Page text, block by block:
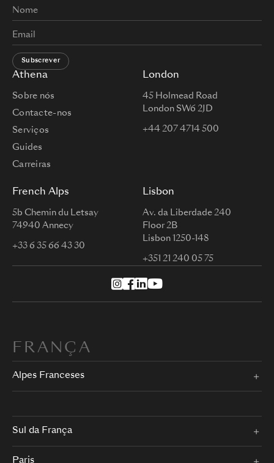
Athena
Sobre nós
Contacte-nos
Serviços
Guides
Carreiras
London
45 Holmead Road
London SW6 2JD
+44 207 4714 500
French Alps
5b Chemin du Letsay
74940 Annecy
+33 6 35 66 43 30
Lisbon
Av. da Liberdade 240
Floor 2B
Lisbon 1250-148
+351 21 240 05 75
Subscrever
FRANÇA
Alpes Franceses
Sul da França
Paris